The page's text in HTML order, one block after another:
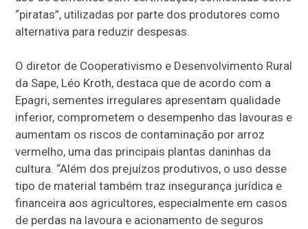
“piratas”, utilizadas por parte dos produtores como
alternativa para reduzir despesas.
O diretor de Cooperativismo e Desenvolvimento Rural
da Sape, Léo Kroth, destaca que de acordo com a
Epagri, sementes irregulares apresentam qualidade
inferior, comprometem o desempenho das lavouras e
aumentam os riscos de contaminação por arroz
vermelho, uma das principais plantas daninhas da
cultura. “Além dos prejuízos produtivos, o uso desse
tipo de material também traz insegurança jurídica e
financeira aos agricultores, especialmente em casos
de perdas na lavoura e acionamento de seguros